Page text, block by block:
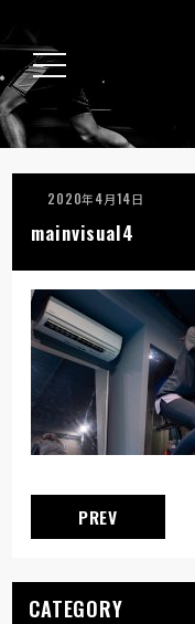
2020年4月14日
mainvisual4
PREV
CATEGORY